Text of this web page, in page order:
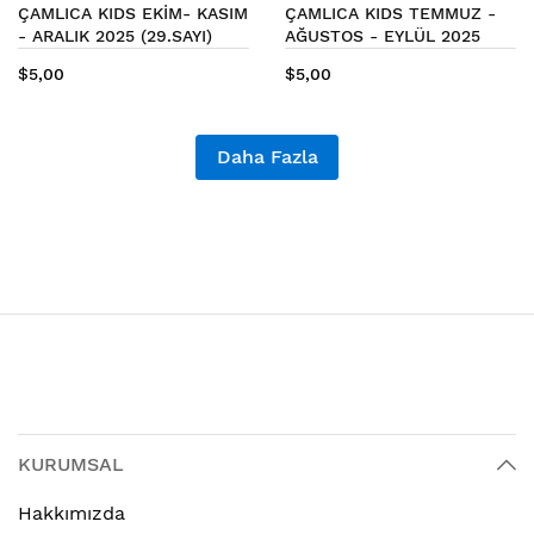
ÇAMLICA KIDS EKİM- KASIM
- ARALIK 2025 (29.SAYI)
$5,00
ÇAMLICA KIDS TEMMUZ -
AĞUSTOS - EYLÜL 2025
$5,00
Daha Fazla
KURUMSAL
Hakkımızda